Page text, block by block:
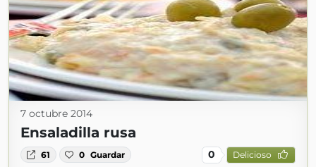
7 octubre 2014
Ensaladilla rusa
61 0 Guardar 0 Delicioso